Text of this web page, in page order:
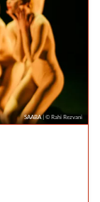
SAABA| © Rahi Rezvani